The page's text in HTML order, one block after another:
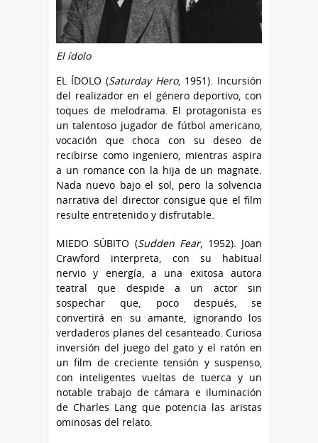
El ídolo
EL ÍDOLO (Saturday Hero, 1951). Incursión
del realizador en el género deportivo, con
toques de melodrama. El protagonista es
un talentoso jugador de fútbol americano,
vocación que choca con su deseo de
recibirse como ingeniero, mientras aspira
a un romance con la hija de un magnate.
Nada nuevo bajo el sol, pero la solvencia
narrativa del director consigue que el film
resulte entretenido y disfrutable.
MIEDO SÚBITO (Sudden Fear, 1952). Joan
Crawford interpreta, con su habitual
nervio y energía, a una exitosa autora
teatral que despide a un actor sin
sospechar que, poco después, se
convertirá en su amante, ignorando los
verdaderos planes del cesanteado. Curiosa
inversión del juego del gato y el ratón en
un film de creciente tensión y suspenso,
con inteligentes vueltas de tuerca y un
notable trabajo de cámara e iluminación
de Charles Lang que potencia las aristas
ominosas del relato.